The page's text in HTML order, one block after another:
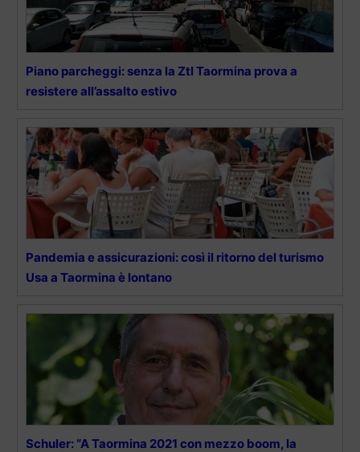
Piano parcheggi: senza la Ztl Taormina prova a
resistere all’assalto estivo
Pandemia e assicurazioni: così il ritorno del turismo
Usa a Taormina è lontano
Schuler: “A Taormina 2021 con mezzo boom, la